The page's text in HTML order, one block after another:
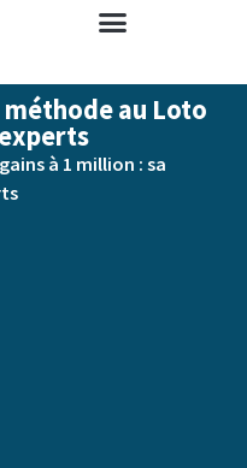
méthode au Loto
à 1 million : sa